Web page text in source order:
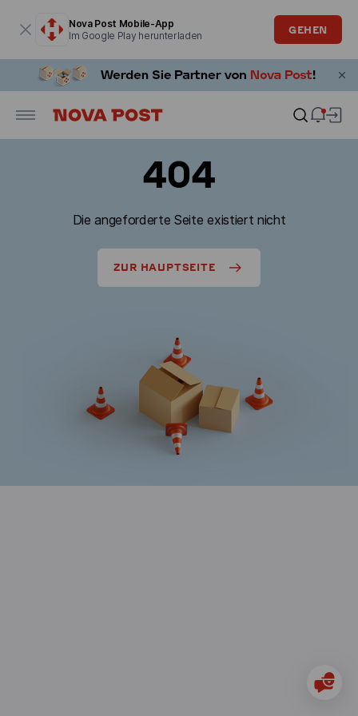
Nova Post Mobile-App
Im Google Play herunterladen
GEHEN
404
Die angeforderte Seite existiert nicht
ZUR HAUPTSEITE